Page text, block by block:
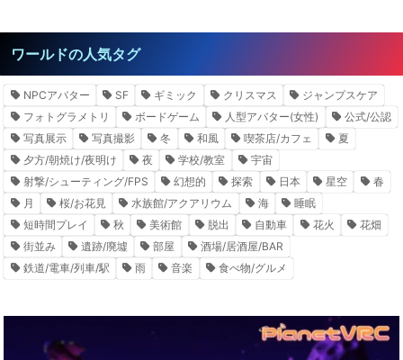
ワールドの人気タグ
NPCアバター SF ギミック クリスマス
ジャンプスケア
フォトグラメトリ
ボードゲーム 人型アバター(女性)
公式/公認
写真展示
写真撮影 冬 和風 喫茶店/カフェ
夏
夕方/朝焼け/夜明け
夜 学校/教室
宇宙
射撃/シューティング/FPS
幻想的 探索 日本 星空
春
月
桜/お花見 水族館/アクアリウム 海
睡眠
短時間プレイ
秋 美術館 脱出 自動車 花火
花畑
街並み
遺跡/廃墟 部屋
酒場/居酒屋/BAR
鉄道/電車/列車/駅
雨 音楽 食べ物/グルメ